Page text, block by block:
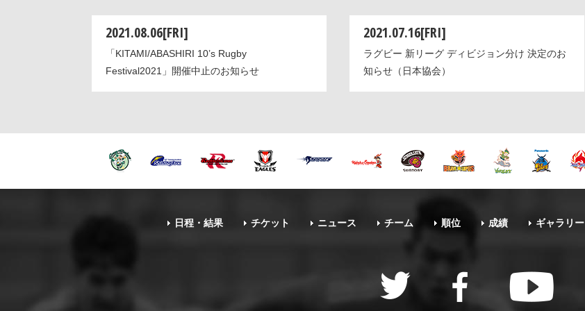
2021.08.06[FRI]
「KITAMI/ABASHIRI 10’s Rugby
Festival2021」開催中止のお知らせ
2021.07.16[FRI]
ラグビー 新リーグ ディビジョン分け 決定のお
知らせ（日本協会）
日程・結果 チケット ニュース チーム 順位 成績 ギャラリー